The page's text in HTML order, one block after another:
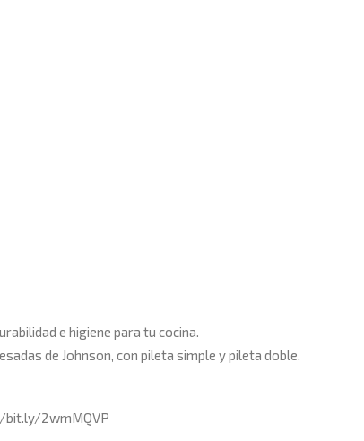
e higiene para tu cocina.
de Johnson, con pileta simple y pileta doble.
bit.ly/2wmMQVP